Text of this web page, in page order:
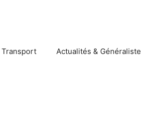
Transport Actualités & Généraliste